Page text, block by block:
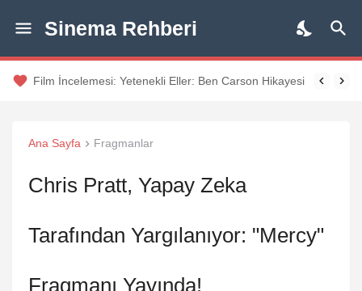
Sinema Rehberi
Film İncelemesi: Yetenekli Eller: Ben Carson Hikayesi (Gifted
Ana Sayfa Fragmanlar
Chris Pratt, Yapay Zeka
Tarafından Yargılanıyor: "Mercy"
Fragmanı Yayında!